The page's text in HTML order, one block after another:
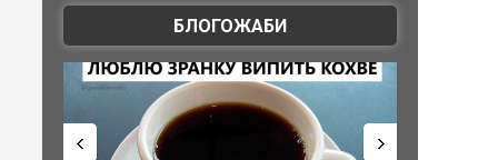
БЛОГОЖАБИ